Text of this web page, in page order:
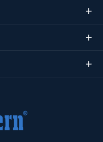


